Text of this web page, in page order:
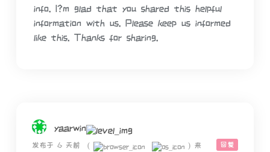
info. I?m glad that you shared this helpful
information with us. Please keep us informed
like this. Thanks for sharing.
yaarwin
回复
发布于 6 天前 ( ) 来